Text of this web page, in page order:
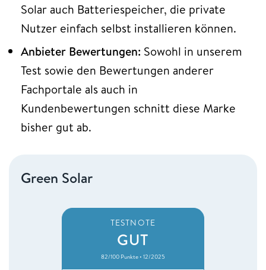
Solar auch Batteriespeicher, die private
Nutzer einfach selbst installieren können.
Anbieter Bewertungen: Sowohl in unserem
Test sowie den Bewertungen anderer
Fachportale als auch in
Kundenbewertungen schnitt diese Marke
bisher gut ab.
Green Solar
TESTNOTE
GUT
82/100 Punkte • 12/2025